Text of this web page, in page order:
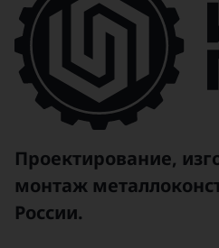
Проектирование,
монтаж
России.